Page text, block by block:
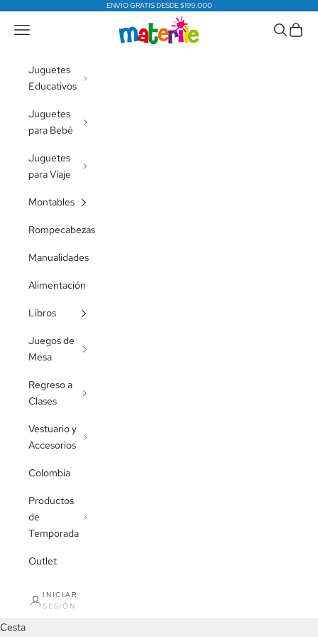
ENVÍO GRATIS DESDE $199.000
Materile Juguetes
Menú Buscar
Cesta
Juguetes
Educativos
Juguetes
para Bebé
Juguetes
para Viaje
Montables
Rompecabezas
Manualidades
Alimentación
Libros
Juegos de
Mesa
Regreso a
Clases
Vestuario y
Accesorios
Colombia
Productos
de
Temporada
Outlet
INICIAR
SESIÓN
Cesta